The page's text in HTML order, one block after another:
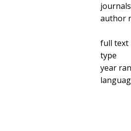
author
full text
type
year